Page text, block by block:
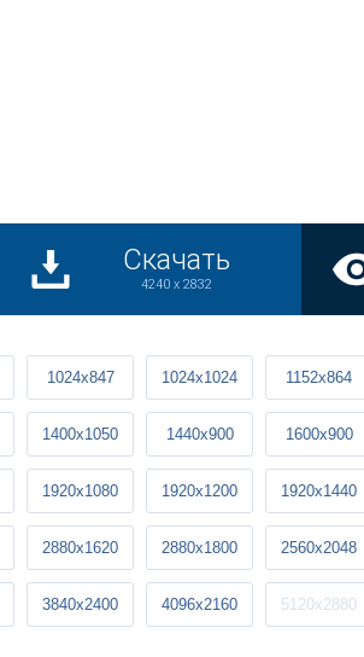
Скачать
4240 x 2832
1024x847 1024x1024 1152x864
1400x1050 1440x900 1600x900
1920x1080 1920x1200 1920x1440
2880x1620 2880x1800 2560x2048
3840x2400 4096x2160 5120x2880